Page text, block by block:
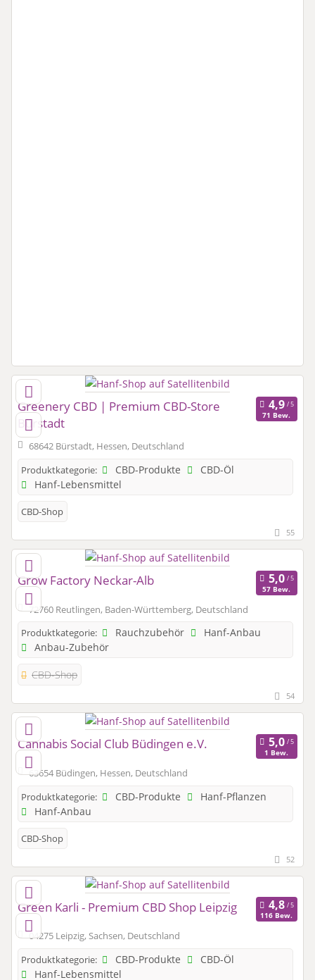
Greenery CBD | Premium CBD-Store
Bürstadt
71 Bew.
68642 Bürstadt, Hessen, Deutschland
Produktkategorie:
CBD-Produkte
CBD-Öl
Hanf-Lebensmittel
CBD-Shop
55
Grow Factory Neckar-Alb
57 Bew.
72760 Reutlingen, Baden-Württemberg, Deutschland
Produktkategorie:
Rauchzubehör
Hanf-Anbau
Anbau-Zubehör
CBD-Shop
54
Cannabis Social Club Büdingen e.V.
1 Bew.
63654 Büdingen, Hessen, Deutschland
Produktkategorie:
CBD-Produkte
Hanf-Pflanzen
Hanf-Anbau
CBD-Shop
52
Green Karli - Premium CBD Shop Leipzig
116 Bew.
04275 Leipzig, Sachsen, Deutschland
Produktkategorie:
CBD-Produkte
CBD-Öl
Hanf-Lebensmittel